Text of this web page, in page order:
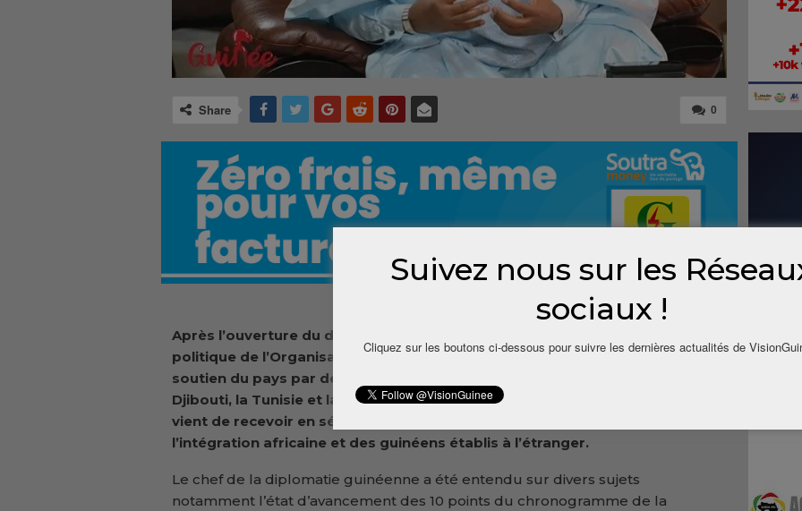
0
Share
Après l’ouverture du dossier de la Guinée en avril 2024 par la commission
politique de l’Organisation internationale pour la Francophonie (OIF) et le
soutien du pays par des États membres de l’institution dont la France, le
Djibouti, la Tunisie et la Roumanie, le Conseil permanent de la Francophonie
vient de recevoir en séance de travail le ministre des affaires étrangères, de
l’intégration africaine et des guinéens établis à l’étranger.
Le chef de la diplomatie guinéenne a été entendu sur divers sujets
notamment l’état d’avancement des 10 points du chronogramme de la
Suivez nous sur les
sociaux !
Cliquez sur les boutons ci-dessous pour suivre les dernières actualités de